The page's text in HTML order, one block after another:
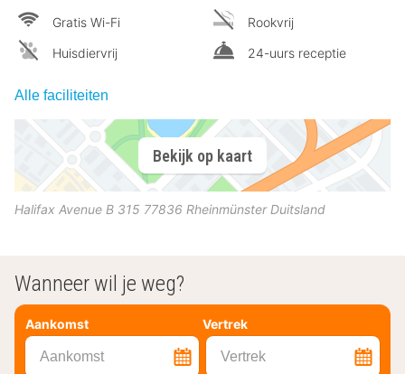
Gratis Wi-Fi
Huisdiervrij
Rookvrij
24-uurs receptie
Alle faciliteiten
Bekijk op kaart
Halifax Avenue B 315 77836 Rheinmünster Duitsland
Wanneer wil je weg?
Aankomst Vertrek
Aankomst Vertrek